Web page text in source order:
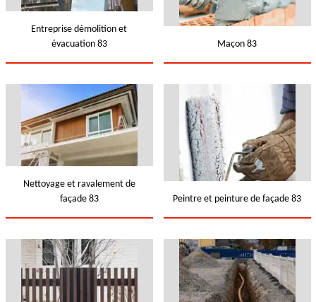
Entreprise démolition et
évacuation 83
Maçon 83
Nettoyage et ravalement de
façade 83
Peintre et peinture de façade 83